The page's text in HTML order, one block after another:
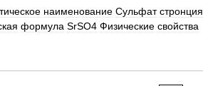
наименование Сульфат стронция
формула SrSO4 Физические свойства